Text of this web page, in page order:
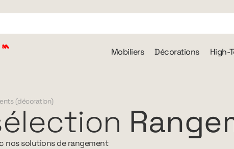
Mobiliers Décorations High-
(décoration)
nos solutions de rangement